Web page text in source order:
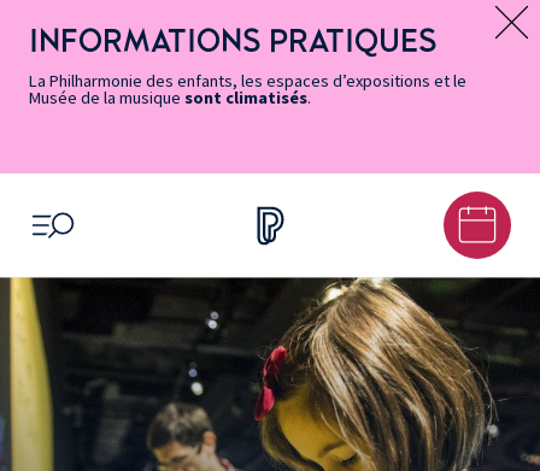
page
Accessibilité
accès
rapides
principal
contenu
principal
page
Message d’information
INFORMATIONS PRATIQUES
La Philharmonie des enfants, les espaces d’expositions et le
Musée de la musique sont climatisés.
OUVRIR LE MENU